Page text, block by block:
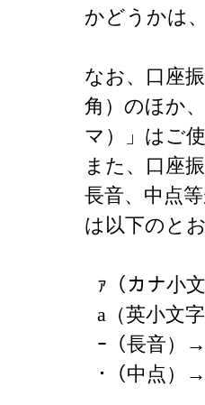
かどうかは
なお、口座
角）のほか
マ）」はご
また、口座
長音、中点
は以下のと
ｧ（カナ小
a（英小文
ｰ（長音）
･（中点）